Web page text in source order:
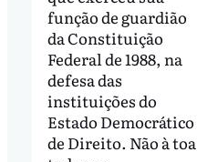
função de guardião
da Constituição
Federal de 1988, na
defesa das
instituições do
Estado Democrático
de Direito. Não à toa